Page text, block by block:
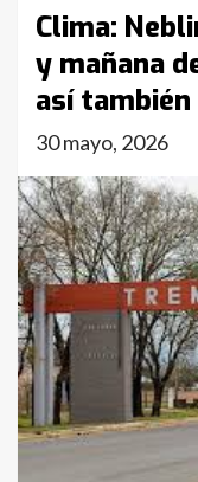
Clima:
y mañana
así
30 mayo, 2026